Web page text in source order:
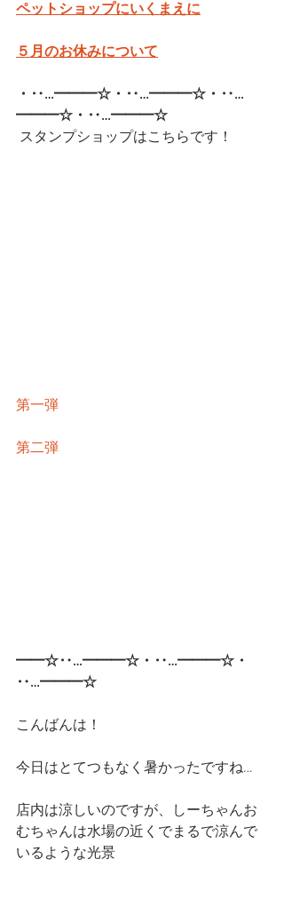
ペットショップにいくまえに
５月のお休みについて
・‥…━━━☆・‥…━━━☆・‥…
━━━☆・‥…━━━☆
スタンプショップはこちらです！
第一弾
第二弾
━━☆‥…━━━☆・‥…━━━☆・
‥…━━━☆
こんばんは！
今日はとてつもなく暑かったですね…
店内は涼しいのですが、しーちゃんお
むちゃんは水場の近くでまるで涼んで
いるような光景